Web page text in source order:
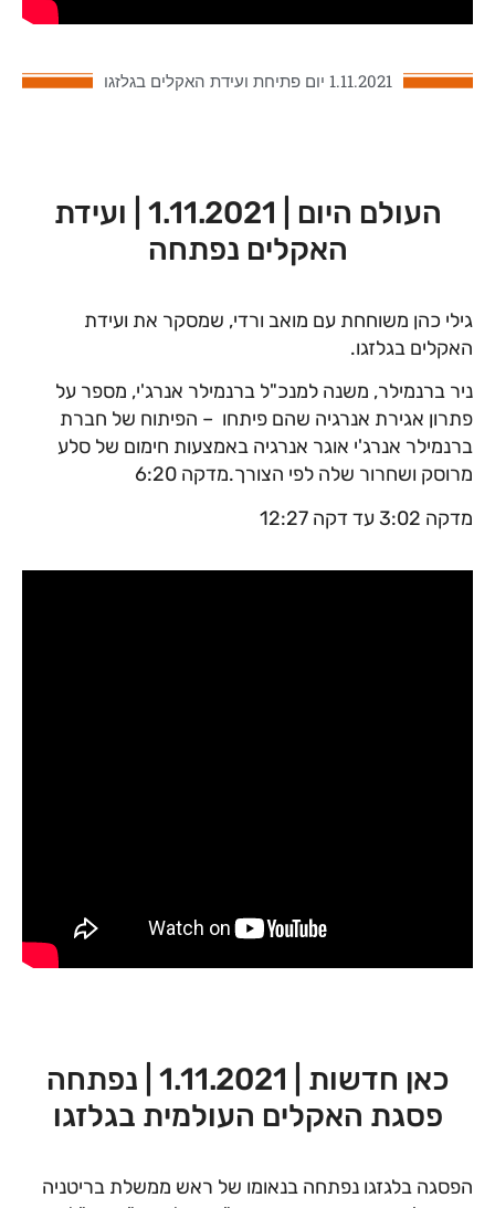
1.11.2021 יום פתיחת ועידת האקלים בגלזגו
העולם היום | 1.11.2021 | ועידת
האקלים נפתחה
גילי כהן משוחחת עם מואב ורדי, שמסקר את ועידת
האקלים בגלזגו.
ניר ברנמילר, משנה למנכ"ל ברנמילר אנרג'י, מספר על
פתרון אגירת אנרגיה שהם פיתחו – הפיתוח של חברת
ברנמילר אנרג'י אוגר אנרגיה באמצעות חימום של סלע
מרוסק ושחרור שלה לפי הצורך.מדקה 6:20
מדקה 3:02 עד דקה 12:27
כאן חדשות | 1.11.2021 | נפתחה
פסגת האקלים העולמית בגלזגו
הפסגה בלגזגו נפתחה בנאומו של ראש ממשלת בריטניה